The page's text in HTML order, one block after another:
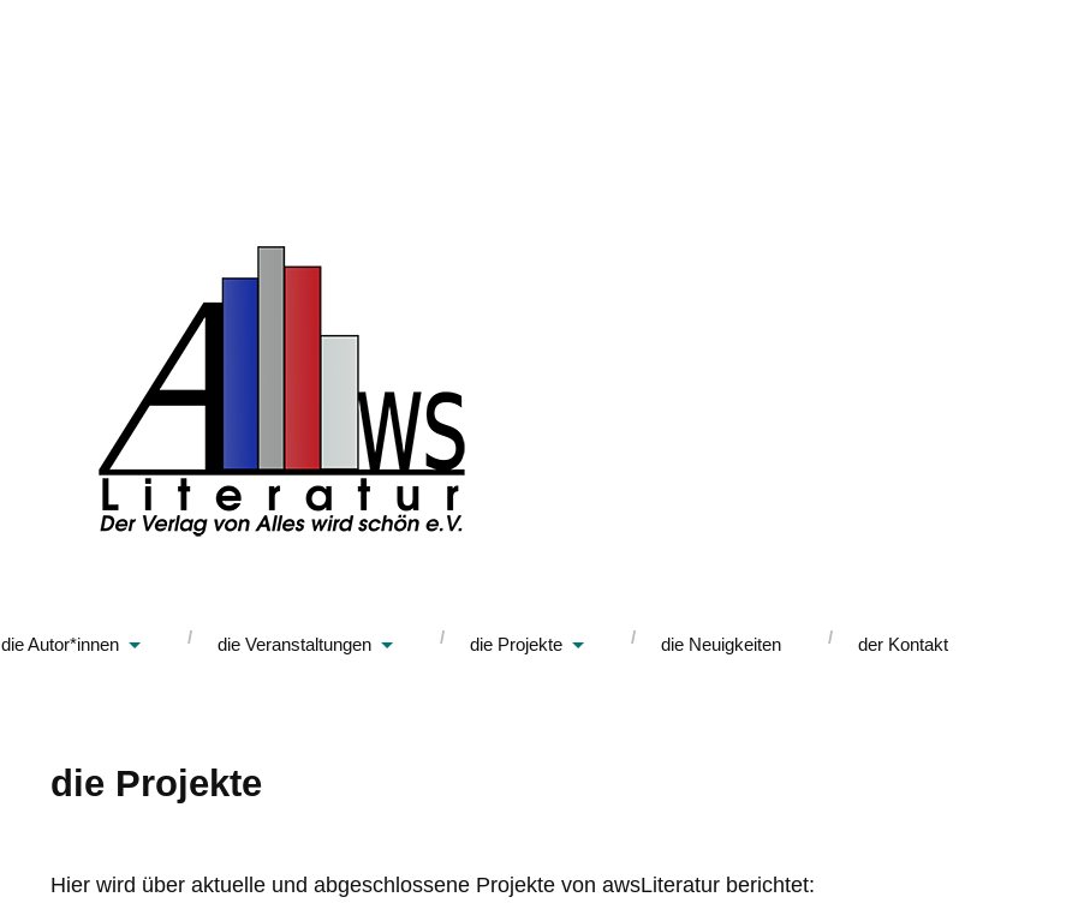
die Autor*innen die Veranstaltungen die Projekte die Neuigkeiten der Kontakt
die Projekte
Hier wird über aktuelle und abgeschlossene Projekte von awsLiteratur berichtet: